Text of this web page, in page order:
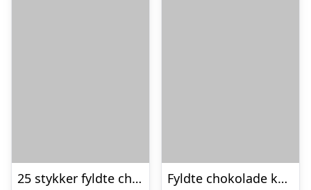
25 stykker fyldte chokolader i rød Cocoture æske
Fyldte chokolade kugler mix 1,2kg